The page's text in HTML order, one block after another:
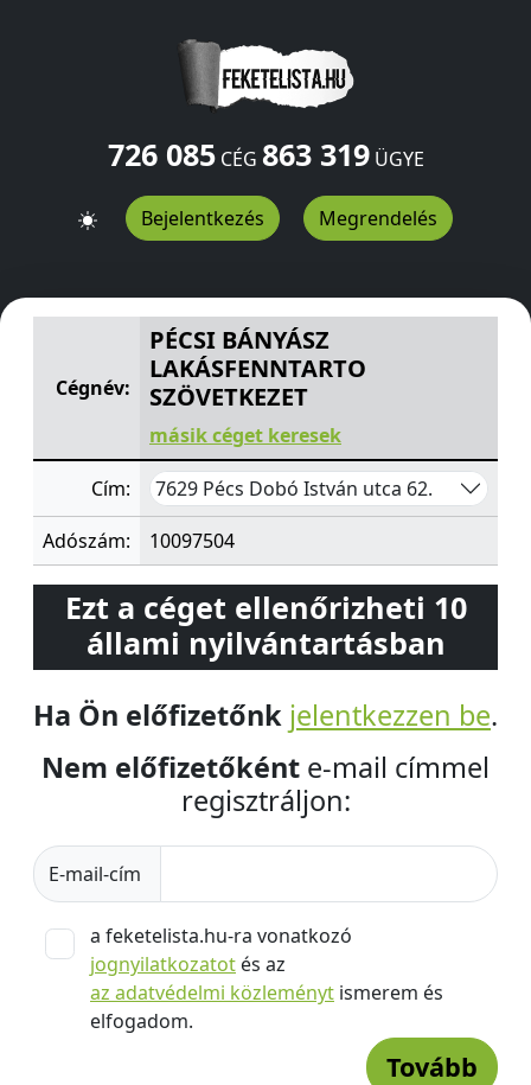
726 085CÉG 863 319ÜGYE
Bejelentkezés Megrendelés
PÉCSI BÁNYÁSZ LAKÁSFENNTARTO SZÖVETKEZET
Cégnév:
PÉCSI BÁNYÁSZ
LAKÁSFENNTARTO
SZÖVETKEZET
másik céget keresek
Cím: 7629 Pécs Dobó István utca 62.
Adószám: 10097504
Ezt a céget ellenőrizheti 10
állami nyilvántartásban
Ha Ön előfizetőnk jelentkezzen be.
Nem előfizetőként e-mail címmel
regisztráljon:
E-mail-cím
a feketelista.hu-ra vonatkozó
jognyilatkozatot és az
az adatvédelmi közleményt ismerem és
elfogadom.
Tovább